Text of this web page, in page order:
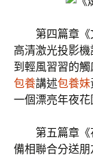
第四篇章《
高清激光投影
到輕風習習的
包養講述包養妹
一個漂亮年夜
第五篇章
備相聯合分送